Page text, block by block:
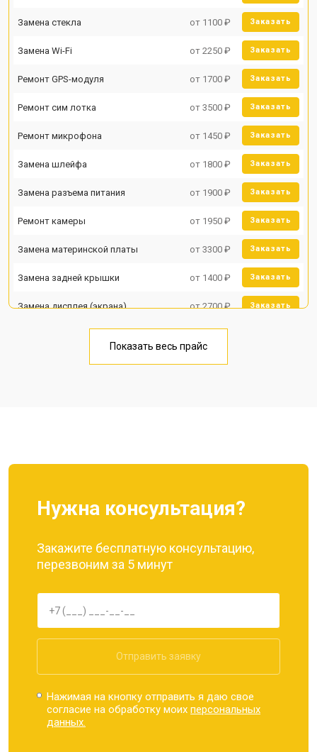
Замена стекла от 1100 ₽ Заказать
Замена Wi-Fi от 2250 ₽ Заказать
Ремонт GPS-модуля от 1700 ₽ Заказать
Ремонт сим лотка от 3500 ₽ Заказать
Ремонт микрофона от 1450 ₽ Заказать
Замена шлейфа от 1800 ₽ Заказать
Замена разъема питания от 1900 ₽ Заказать
Ремонт камеры от 1950 ₽ Заказать
Замена материнской платы от 3300 ₽ Заказать
Замена задней крышки от 1400 ₽ Заказать
Замена дисплея (экрана) от 2700 ₽ Заказать
Замена кнопки включения от 1750 ₽
Показать весь прайс
Нужна консультация?
Закажите бесплатную консультацию,
перезвоним за 5 минут
Отправить заявку
Нажимая на кнопку отправить я даю свое
согласие на обработку моихперсональных
данных.